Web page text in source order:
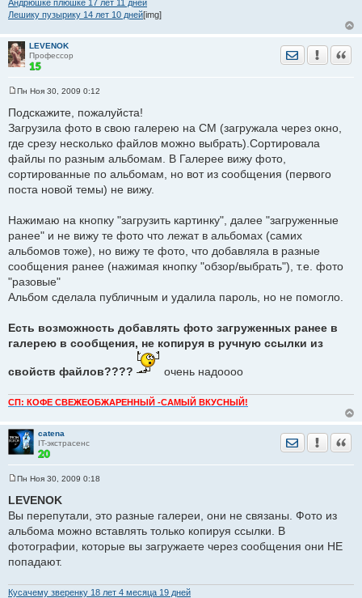
Андрюшке плюшке 17 лет 11 дней
Лешику пузырику 14 лет 10 дней[img]
LEVENOK
Профессор
Отправить
о
б
е
н
е
Пн Ноя 30, 2009 0:12
Подскажите, пожалуйста!
Загрузила фото в свою галерею на СМ (загружала через окно,
где срезу несколько файлов можно выбрать).Сортировала
файлы по разным альбомам. В Галерее вижу фото,
сортированные по альбомам, но вот из сообщения (первого
поста новой темы) не вижу.
Нажимаю на кнопку "загрузить картинку", далее "загруженные
ранее" и не вижу те фото что лежат в альбомах (самих
альбомов тоже), но вижу те фото, что добавляла в разные
сообщения ранее (нажимая кнопку "обзор/выбрать"), т.е. фото
"разовые"
Альбом сделала публичным и удалила пароль, но не помогло.
Есть возможность добавлять фото загруженных ранее в
галерею в сообщения, не копируя в ручную ссылки из
свойств файлов???? очень надоооо
СП: КОФЕ СВЕЖЕОБЖАРЕННЫЙ -САМЫЙ ВКУСНЫЙ!
catena
IT-экстрасенс
Отправить
о
о
б
е
н
е
Пн Ноя 30, 2009 0:18
LEVENOK
Вы перепутали, это разные галереи, они не связаны. Фото из
альбома можно вставлять только копируя ссылки. В
фотографии, которые вы загружаете через сообщения они НЕ
попадают.
Кусачему зверенку 18 лет 4 месяца 19 дней